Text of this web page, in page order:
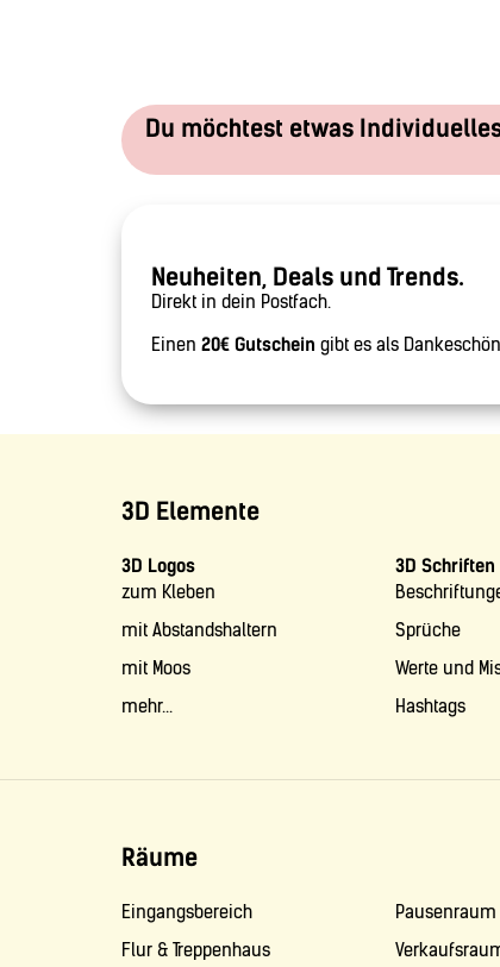
Du möchtest etwas
Neuheiten, Deals und Trends.
Direkt in dein Postfach.
Einen 20€ Gutschein gibt es als
3D Elemente
3D Logos
zum Kleben
mit Abstandshaltern
mit Moos
mehr...
3D Schriften
Sprüche
Werte und
Hashtags
Räume
Eingangsbereich
Flur & Treppenhaus
Pausenraum